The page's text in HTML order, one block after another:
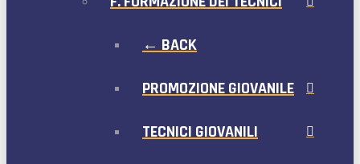
← BACK
PROMOZIONE GIOVANILE
TECNICI GIOVANILI